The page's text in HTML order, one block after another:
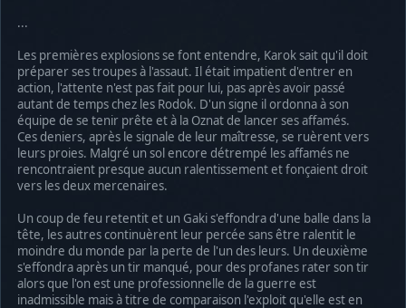
...
Les premières explosions se font entendre, Karok sait qu'il doit
préparer ses troupes à l'assaut. Il était impatient d'entrer en
action, l'attente n'est pas fait pour lui, pas après avoir passé
autant de temps chez les Rodok. D'un signe il ordonna à son
équipe de se tenir prête et à la Oznat de lancer ses affamés.
Ces deniers, après le signale de leur maîtresse, se ruèrent vers
leurs proies. Malgré un sol encore détrempé les affamés ne
rencontraient presque aucun ralentissement et fonçaient droit
vers les deux mercenaires.
Un coup de feu retentit et un Gaki s'effondra d'une balle dans la
tête, les autres continuèrent leur percée sans être ralentit le
moindre du monde par la perte de l'un des leurs. Un deuxième
s'effondra après un tir manqué, pour des profanes rater son tir
alors que l'on est une professionnelle de la guerre est
inadmissible mais à titre de comparaison l'exploit qu'elle est en